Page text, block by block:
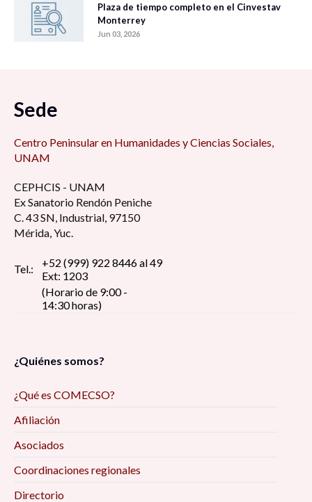
Plaza de tiempo completo en el Cinvestav
Monterrey
Jun 03, 2026
Sede
Centro Peninsular en Humanidades y Ciencias Sociales,
UNAM
CEPHCIS - UNAM
Ex Sanatorio Rendón Peniche
C. 43 SN, Industrial, 97150
Mérida, Yuc.
Tel.:
+52 (999) 922 8446 al 49
Ext: 1203
(Horario de 9:00 -
14:30 horas)
¿Quiénes somos?
¿Qué es COMECSO?
Afiliación
Asociados
Coordinaciones regionales
Directorio